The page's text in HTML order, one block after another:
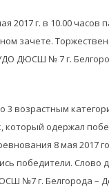
2017 г. в 10.00
зачете.
ДЮСШ № 7 г.
возрастным
который одержал
8 мая 2017
победители. Слово
№7 г. Белгорода –